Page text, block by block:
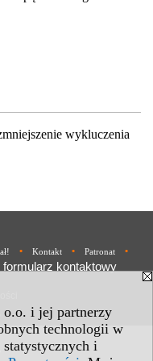
o.o. i jej partnerzy
technologii w
i
wykluczenia
• Kontakt • Patronat •
formularz kontaktowy